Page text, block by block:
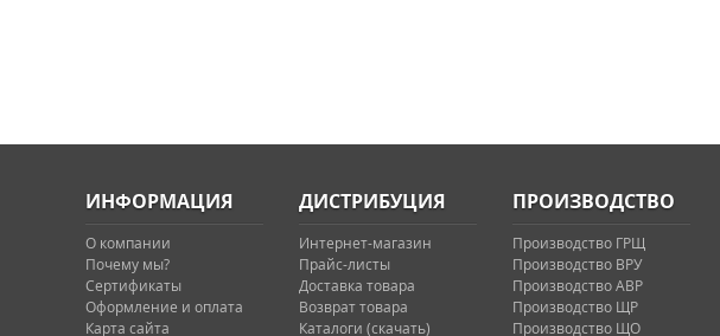
ИНФОРМАЦИЯ
О компании
Почему мы?
Сертификаты
Оформление и оплата
Карта сайта
ДИСТРИБУЦИЯ
Интернет-магазин
Прайс-листы
Доставка товара
Возврат товара
Каталоги (скачать)
ПРОИЗВОДСТВО
Производство ГРЩ
Производство ВРУ
Производство АВР
Производство ЩР
Производство ЩО